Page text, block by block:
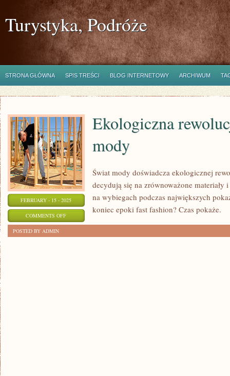
Turystyka, Podróże
STRONA GŁÓWNA SPIS TREŚCI BLOG INTERNETOWY ARCHIWUM
FEBRUARY - 15 - 2025
COMMENTS OFFON
Ekologiczna
mody
Świat mody doświadcza ekologicznej
decydują się na zrównoważone
na wybiegach podczas największych
koniec epoki fast fashion? Czas pokaże.
POSTED BY ADMIN